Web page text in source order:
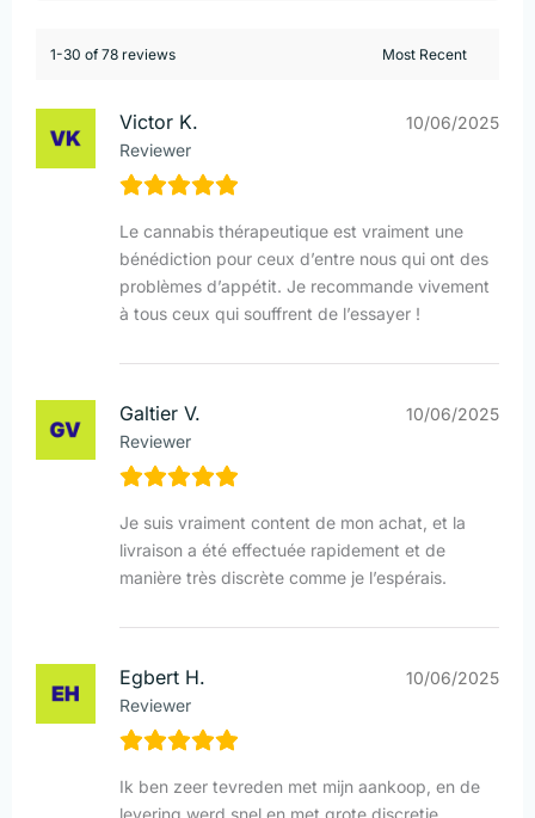
1-30 of 78 reviews
Victor K.
Reviewer
10/06/2025
Le cannabis thérapeutique est vraiment une
bénédiction pour ceux d’entre nous qui ont des
problèmes d’appétit. Je recommande vivement
à tous ceux qui souffrent de l’essayer !
Galtier V.
Reviewer
10/06/2025
Je suis vraiment content de mon achat, et la
livraison a été effectuée rapidement et de
manière très discrète comme je l’espérais.
Egbert H.
Reviewer
10/06/2025
Ik ben zeer tevreden met mijn aankoop, en de
levering werd snel en met grote discretie